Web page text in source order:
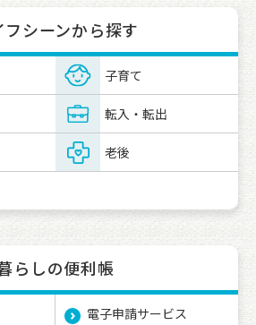
フシーンから探す
子育て
転入・転出
老後
らしの便利帳
電子申請サービス